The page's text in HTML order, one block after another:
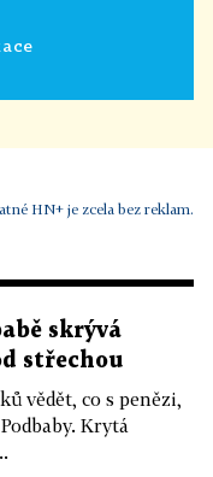
HN+ je zcela bez reklam.
skrývá
střechou
vědět, co s penězi,
Krytá